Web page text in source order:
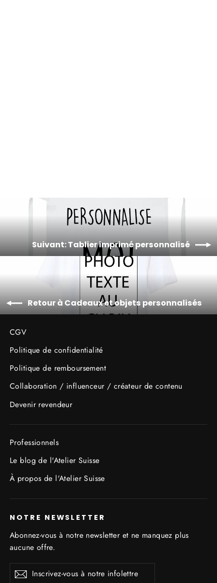
Suivant: Tablier imprimé personnalisé
Retour à Cadeaux et objets personnalisés
CGV
Politique de confidentialité
Politique de remboursement
Collaboration / influenceur / créateur de contenu
Devenir revendeur
Professionnels
Le blog de l'Atelier Suisse
À propos de l'Atelier Suisse
NOTRE NEWSLETTER
Abonnez-vous à notre newsletter et ne manquez plus
aucune offre.
vous
S'inscrire